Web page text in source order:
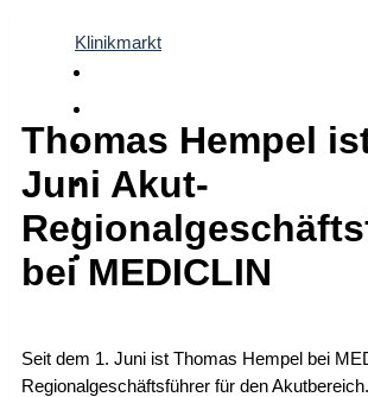
Klinikmarkt
Thomas Hempel
Juni Akut-
bei MEDICLIN
Seit dem 1. Juni ist Thomas Hempel bei
Regionalgeschäftsführer für den Akutbereich.